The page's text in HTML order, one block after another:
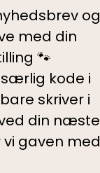
og
med din
🐾
kode i
skriver i
din næste
gaven med